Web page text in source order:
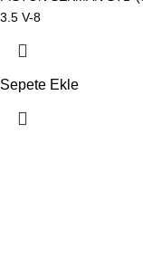
3.5 V-8
Sepete Ekle